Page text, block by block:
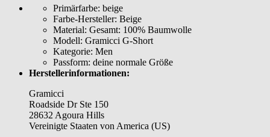
Primärfarbe: beige
Farbe-Hersteller: Beige
Material: Gesamt: 100% Baumwolle
Modell: Gramicci G-Short
Kategorie: Men
Passform: deine normale Größe
Herstellerinformationen:
Gramicci
Roadside Dr Ste 150
28632 Agoura Hills
Vereinigte Staaten von America (US)